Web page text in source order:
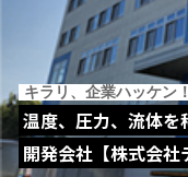
キラリ、企業ハッケン！
温度、圧力、流体
開発会社【株式会社